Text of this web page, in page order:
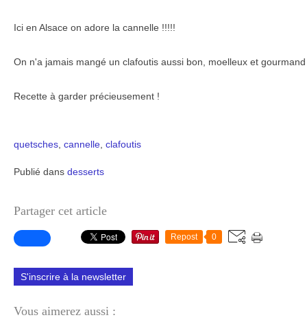
Ici en Alsace on adore la cannelle !!!!!
On n'a jamais mangé un clafoutis aussi bon, moelleux et
Recette à garder précieusement !
quetsches cannelle clafoutis
Publié dans desserts
Partager cet article
Repost 0
S'inscrire à la newsletter
Vous aimerez aussi :